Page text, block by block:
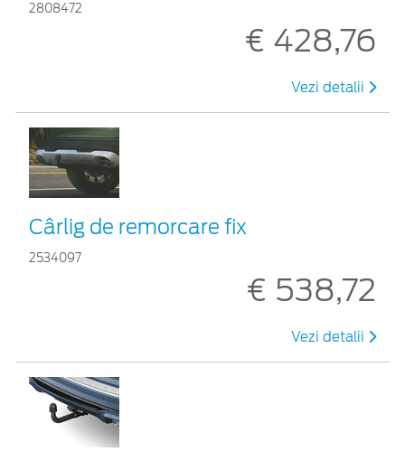
2808472
€ 428,76
Vezi detalii
Cârlig de remorcare fix
2534097
€ 538,72
Vezi detalii